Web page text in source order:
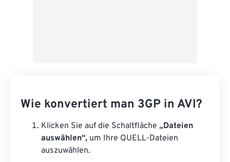
Wie konvertiert man 3GP in AVI?
Klicken Sie auf die Schaltfläche „Dateien
auswählen“, um Ihre QUELL-Dateien
auszuwählen.